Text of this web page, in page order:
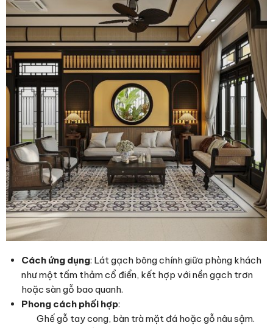
Cách ứng dụng: Lát gạch bông chính giữa phòng khách
như một tấm thảm cổ điển, kết hợp với nền gạch trơn
hoặc sàn gỗ bao quanh.
Phong cách phối hợp:
Ghế gỗ tay cong, bàn trà mặt đá hoặc gỗ nâu sậm.